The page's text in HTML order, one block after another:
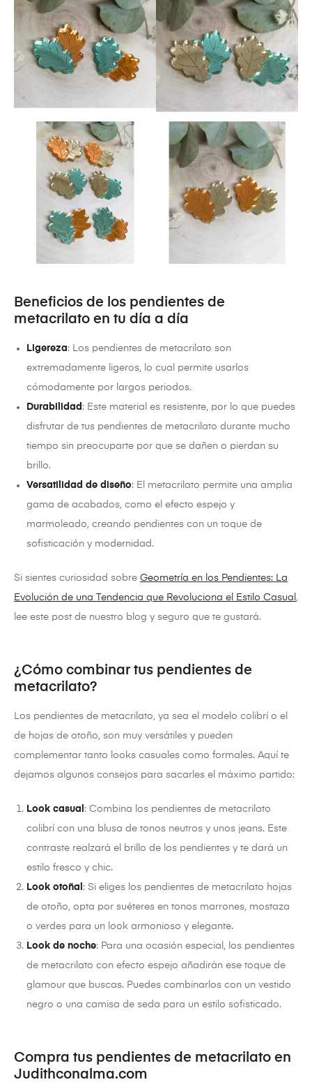
Beneficios de los pendientes de
metacrilato en tu día a día
Ligereza: Los pendientes de metacrilato son
extremadamente ligeros, lo cual permite usarlos
cómodamente por largos periodos.
Durabilidad : Este material es resistente, por lo que puedes
disfrutar de tus pendientes de metacrilato durante mucho
tiempo sin preocuparte por que se dañen o pierdan su
brillo.
Versatilidad de diseño: El metacrilato permite una amplia
gama de acabados, como el efecto espejo y
marmoleado, creando pendientes con un toque de
sofisticación y modernidad.
Si sientes curiosidad sobre Geometría en los Pendientes: La
Evolución de una Tendencia que Revoluciona el Estilo Casual ,
lee este post de nuestro blog y seguro que te gustará.
¿Cómo combinar tus pendientes de
metacrilato?
Los pendientes de metacrilato, ya sea el modelo colibrí o el
de hojas de otoño, son muy versátiles y pueden
complementar tanto looks casuales como formales. Aquí te
dejamos algunos consejos para sacarles el máximo partido:
Look casual : Combina los pendientes de metacrilato
colibrí con una blusa de tonos neutros y unos jeans. Este
contraste realzará el brillo de los pendientes y te dará un
estilo fresco y chic.
Look otoñal : Si eliges los pendientes de metacrilato hojas
de otoño, opta por suéteres en tonos marrones, mostaza
o verdes para un look armonioso y elegante.
Look de noche: Para una ocasión especial, los pendientes
de metacrilato con efecto espejo añadirán ese toque de
glamour que buscas. Puedes combinarlos con un vestido
negro o una camisa de seda para un estilo sofisticado.
Compra tus pendientes de metacrilato en
Judithconalma.com